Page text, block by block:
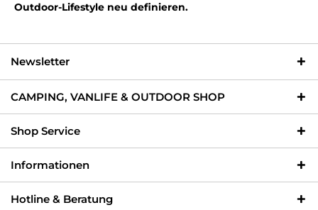
Outdoor-Lifestyle neu definieren.
Newsletter
CAMPING, VANLIFE & OUTDOOR SHOP
Shop Service
Informationen
Hotline & Beratung